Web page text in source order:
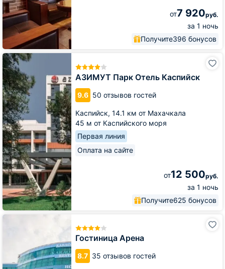
от7 920руб.
за 1 ночь
Получите396 бонусов
АЗИМУТ Парк Отель Каспийск
9.6 50 отзывов гостей
Каспийск, 14.1 км от Махачкала
45 м от Каспийского моря
Первая линия
Оплата на сайте
от12 500руб.
за 1 ночь
Получите625 бонусов
АЗИМУТ
Парк
Отель
Каспийск
Гостиница Арена
8.7 35 отзывов гостей
Гостиница